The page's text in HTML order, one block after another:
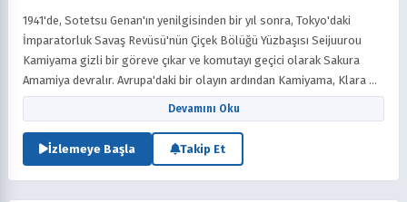
1941'de, Sotetsu Genan'ın yenilgisinden bir yıl sonra, Tokyo'daki
İmparatorluk Savaş Revüsü'nün Çiçek Bölüğü Yüzbaşısı Seijuurou
Kamiyama gizli bir göreve çıkar ve komutayı geçici olarak Sakura
Amamiya devralır. Avrupa'daki bir olayın ardından Kamiyama, Klara M.
Ruzhkova adında genç bir Rus kızı alıp onu Çiçek Bölüğü'ne emanet
eder. Ancak Moskova Savaş Revüsü Yüzbaşısı Valery Kaminski,
Klara'yı geri almak için Tokyo'ya gönderilir ve Çiçek Bölüğü'nün onu
durdurması gerekir. (Kaynak: Wikipedia, düzenlenmiş)
Devamını Oku
İzlemeye Başla Takip Et